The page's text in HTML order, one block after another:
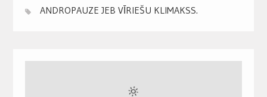
ANDROPAUZE JEB VĪRIEŠU KLIMAKSS.